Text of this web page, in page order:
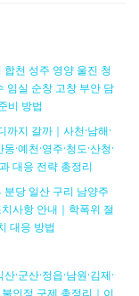
천 성주 영양 울진 청
임실 순창 고창 부안 담
비 방법
지 갈까｜사천·남해·
·예천·영주·청도·산청·
대응 전략 총정리
당 일산 구리 남양주
사항 안내｜학폭위 절
대응 방법
·군산·정읍·남원·김제·
불인정 구제 총정리｜이